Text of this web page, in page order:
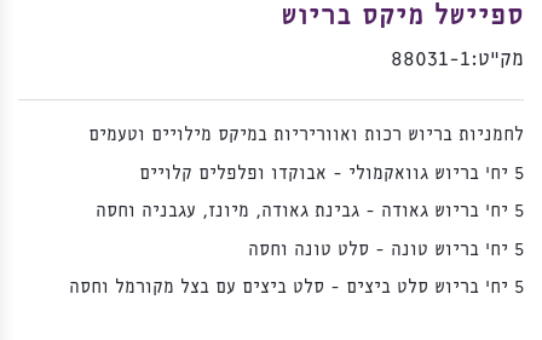
ספיישל מיקס בריוש
מק”ט:88031-1
לחמניות בריוש רכות ואווריריות במיקס מילויים וטעמים
5 יח' בריוש גוואקמולי - אבוקדו ופלפלים קלויים
5 יח' בריוש גאודה - גבינת גאודה, מיונז, עגבניה וחסה
5 יח' בריוש טונה - סלט טונה וחסה
5 יח' בריוש סלט ביצים - סלט ביצים עם בצל מקורמל וחסה